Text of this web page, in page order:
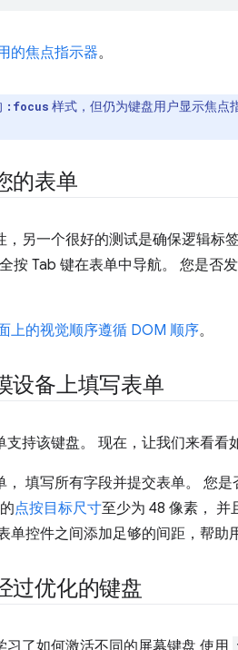
的焦点指示器。
:focus 样式，但仍为键盘用户显示焦点
的表单
，另一个很好的测试是确保逻辑标
按 Tab 键在表单中导航。 您是否
上的视觉顺序遵循 DOM 顺序。
设备上填写表单
持该键盘。 现在，让我们来看看
， 填写所有字段并提交表单。 您
点按目标尺寸至少为 48 像素， 并
单控件之间添加足够的间距，帮助
过优化的键盘
习了如何激活不同的屏幕键盘 使用